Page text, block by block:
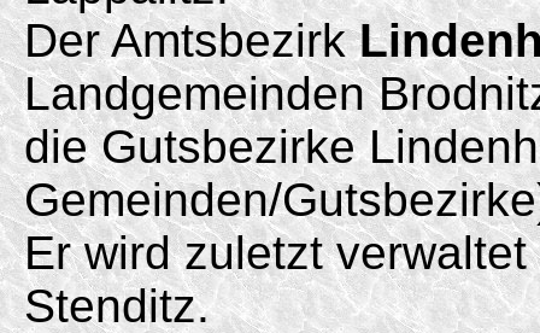
Der Amtsbezirk
Landgemeinden
die Gutsbezirke
Gemeinden/
Er wird zuletzt
Stenditz.